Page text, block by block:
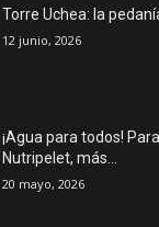
Torre Uchea: la
12 junio, 2026
¡Agua para todos!
Nutripelet, más…
20 mayo, 2026